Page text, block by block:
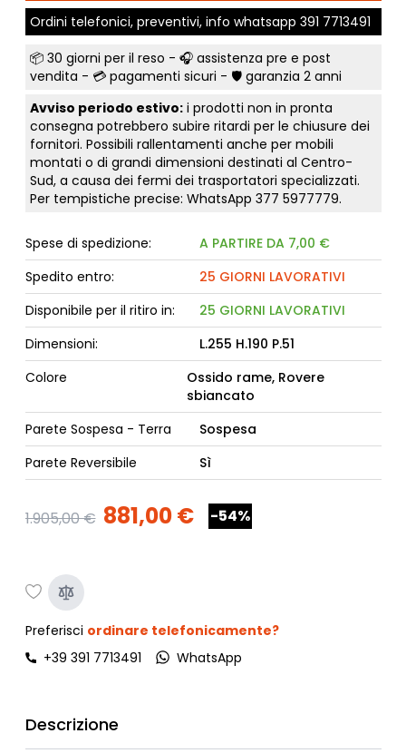
Ordini telefonici, preventivi, info whatsapp 391 7713491
📦 30 giorni per il reso - 🎧 assistenza pre e post
vendita - 💳 pagamenti sicuri - 🛡️ garanzia 2 anni
Avviso periodo estivo:i prodotti non in pronta
consegna potrebbero subire ritardi per le chiusure dei
fornitori. Possibili rallentamenti anche per mobili
montati o di grandi dimensioni destinati al Centro-
Sud, a causa dei fermi dei trasportatori specializzati.
Per tempistiche precise: WhatsApp 377 5977779.
Spese di spedizione:
A PARTIRE DA 7,00 €
Spedito entro:
25 GIORNI LAVORATIVI
Disponibile per il ritiro in:
25 GIORNI LAVORATIVI
Dimensioni:
L.255 H.190 P.51
Colore
Ossido rame, Rovere
sbiancato
Parete Sospesa - Terra
Sospesa
Parete Reversibile
Sì
1.905,00 € 881,00 € -54%
Preferisci ordinare telefonicamente?
+39 391 7713491
WhatsApp
Descrizione